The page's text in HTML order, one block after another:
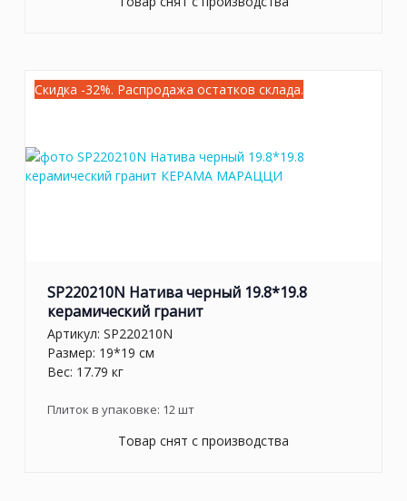
Скидка -32%. Распродажа остатков склада.
SP220210N Натива черный 19.8*19.8
керамический гранит
Артикул: SP220210N
Размер: 19*19 см
Вес: 17.79 кг
Плиток в упаковке: 12шт
Товар снят с производства